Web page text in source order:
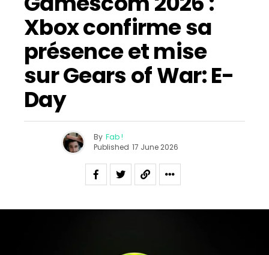
Xbox confirme sa
présence et mise
sur Gears of War: E-
Day
By Fab !
Published 17 June 2026